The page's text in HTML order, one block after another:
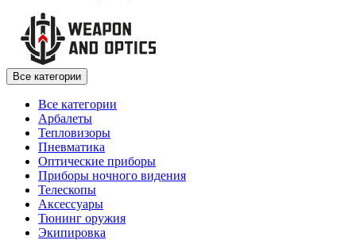
Все категории
Все категории
Арбалеты
Тепловизоры
Пневматика
Оптические приборы
Приборы ночного видения
Телескопы
Аксессуары
Тюнинг оружия
Экипировка